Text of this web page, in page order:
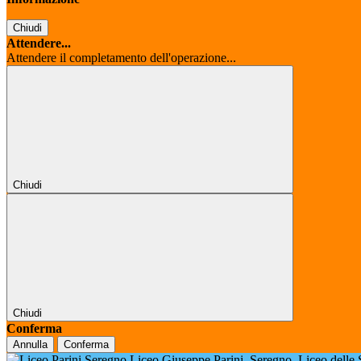
Chiudi
Attendere...
Attendere il completamento dell'operazione...
Chiudi
Chiudi
Conferma
Annulla Conferma